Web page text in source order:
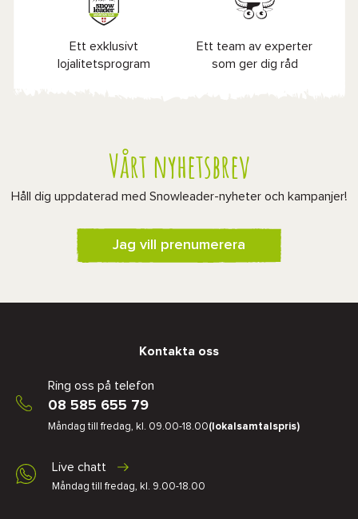
Ett exklusivt
lojalitetsprogram
Ett team av experter
som ger dig råd
Vårt nyhetsbrev
Håll dig uppdaterad med Snowleader-nyheter och kampanjer!
Jag vill prenumerera
Kontakta oss
Ring oss på telefon
08 585 655 79
Måndag till fredag, kl. 09.00-18.00(lokalsamtalspris)
Live chatt
Måndag till fredag, kl. 9.00-18.00